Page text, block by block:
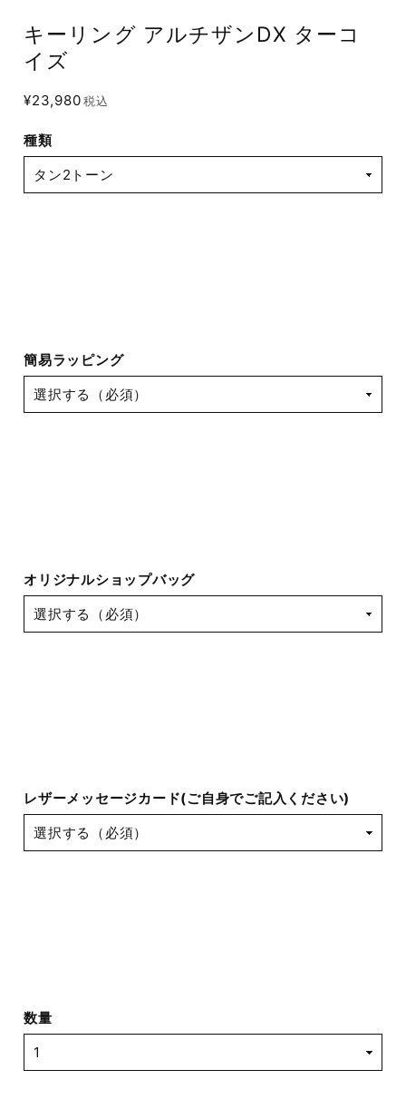
キーリング アルチザンDX ターコ
イズ
¥23,980 税込
種類
簡易ラッピング
オリジナルショップバッグ
レザーメッセージカード(ご自身でご記入ください)
数量